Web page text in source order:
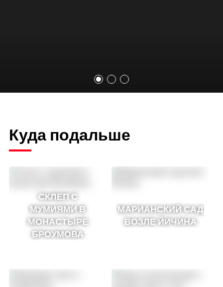
Куда подальше
СКЛЕП С
МУМИЯМИ В
МОНАСТЫРЕ
БРОУМОВА
МАРИАНСКИЙ САД
ВОЗЛЕ ЙИЧИНА